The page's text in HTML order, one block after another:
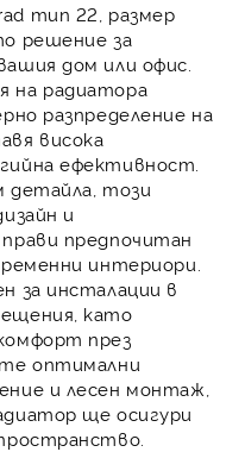
тип 22, размер
решение за
дом или офис.
на радиатора
разпределение на
висока
ефективност.
детайла, този
и
предпочитан
интериори.
за инсталации в
като
през
оптимални
и лесен монтаж,
ще осигури